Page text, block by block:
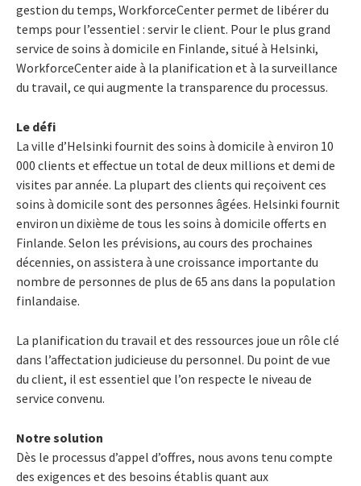
gestion du temps, WorkforceCenter permet de libérer du
temps pour l’essentiel : servir le client. Pour le plus grand
service de soins à domicile en Finlande, situé à Helsinki,
WorkforceCenter aide à la planification et à la surveillance
du travail, ce qui augmente la transparence du processus.
Le défi
La ville d’Helsinki fournit des soins à domicile à environ 10
000 clients et effectue un total de deux millions et demi de
visites par année. La plupart des clients qui reçoivent ces
soins à domicile sont des personnes âgées. Helsinki fournit
environ un dixième de tous les soins à domicile offerts en
Finlande. Selon les prévisions, au cours des prochaines
décennies, on assistera à une croissance importante du
nombre de personnes de plus de 65 ans dans la population
finlandaise.
La planification du travail et des ressources joue un rôle clé
dans l’affectation judicieuse du personnel. Du point de vue
du client, il est essentiel que l’on respecte le niveau de
service convenu.
Notre solution
Dès le processus d’appel d’offres, nous avons tenu compte
des exigences et des besoins établis quant aux